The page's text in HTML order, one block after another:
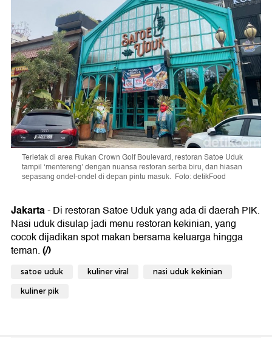
Terletak di area Rukan Crown Golf Boulevard, restoran Satoe Uduk
tampil ‘mentereng’ dengan nuansa restoran serba biru, dan hiasan
sepasang ondel-ondel di depan pintu masuk. Foto: detikFood
Jakarta- Di restoran Satoe Uduk yang ada di daerah PIK.
Nasi uduk disulap jadi menu restoran kekinian, yang
cocok dijadikan spot makan bersama keluarga hingga
teman.(/)
satoe uduk kuliner viral nasi uduk kekinian
kuliner pik